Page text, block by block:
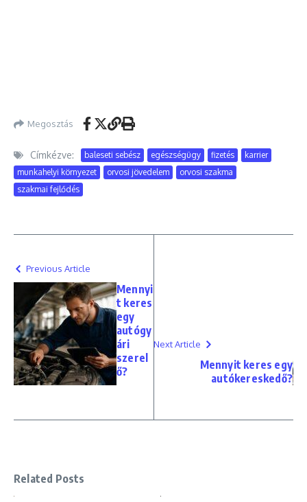
Megosztás
Címkézve: baleseti sebész egészségügy fizetés
karrier
munkahelyi környezet
orvosi jövedelem
orvosi szakma
szakmai fejlődés
Previous Article
Mennyi
t keres
egy
autógy
ári
szerel
ő?
Next Article
Mennyit keres egy
autókereskedő?
Related Posts